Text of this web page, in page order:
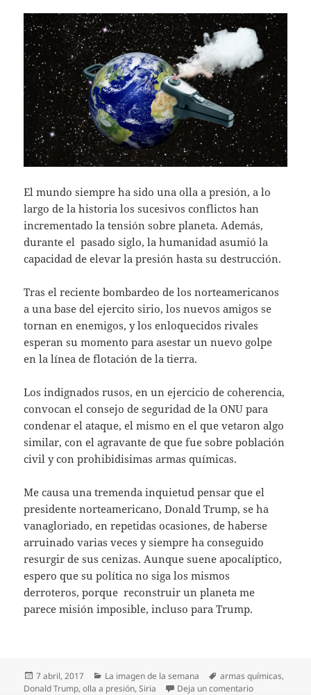
El mundo siempre ha sido una olla a presión, a lo
largo de la historia los sucesivos conflictos han
incrementado la tensión sobre planeta. Además,
durante el pasado siglo, la humanidad asumió la
capacidad de elevar la presión hasta su destrucción.
Tras el reciente bombardeo de los norteamericanos
a una base del ejercito sirio, los nuevos amigos se
tornan en enemigos, y los enloquecidos rivales
esperan su momento para asestar un nuevo golpe
en la línea de flotación de la tierra.
Los indignados rusos, en un ejercicio de coherencia,
convocan el consejo de seguridad de la ONU para
condenar el ataque, el mismo en el que vetaron algo
similar, con el agravante de que fue sobre población
civil y con prohibidisimas armas químicas.
Me causa una tremenda inquietud pensar que el
presidente norteamericano, Donald Trump, se ha
vanagloriado, en repetidas ocasiones, de haberse
arruinado varias veces y siempre ha conseguido
resurgir de sus cenizas. Aunque suene apocalíptico,
espero que su política no siga los mismos
derroteros, porque reconstruir un planeta me
parece misión imposible, incluso para Trump.
Publicado
el
7 abril, 2017 Categorías
La imagen de la semana Etiquetas
armas químicas,
Donald Trump,olla a presión,Siria Deja un comentarioen La imagen